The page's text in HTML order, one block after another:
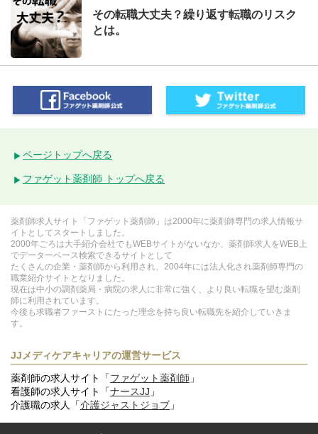
その転職大丈夫？繰り返す転職のリスク
とは。
ページトップへ戻る
ファゲット薬剤師 トップへ戻る
薬剤師求人サイト「ファゲット薬剤師」は2000年に薬剤師専門の求人情報サ
イトとしてスタートしました。
2000年ごろは大手紹介会社でもWEBサイトがないなか、薬剤師求人をWEB上
でデーターベース検索できるサイトとして
たくさんの企業・薬剤師から利用され、2004年には法人化され薬剤師専門の
職業紹介サイトとなりました。
現在は中小の調剤薬局・病院の求人に非常に強く、より良い転職を望む薬剤
師に利用されています。
今後も求職者ファーストにたった理念を持ち良い転職先を紹介していきま
す。
JJメディケアキャリアの運営サービス
薬剤師の求人サイト「ファゲット薬剤師 」
看護師の求人サイト「ナースJJ 」
介護職の求人「介護ジャストジョブ 」